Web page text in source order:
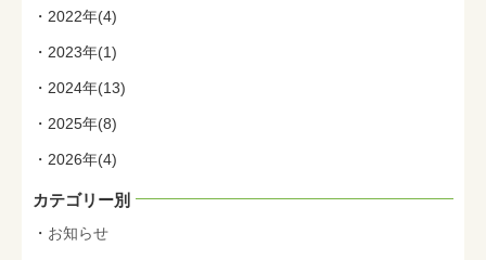
2022年(4)
2023年(1)
2024年(13)
2025年(8)
2026年(4)
カテゴリー別
お知らせ